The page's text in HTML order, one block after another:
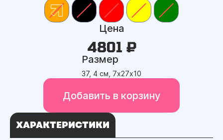
Цена
4801 ₽
Размер
37, 4 см, 7х27х10
Добавить в корзину
ХАРАКТЕРИСТИКИ